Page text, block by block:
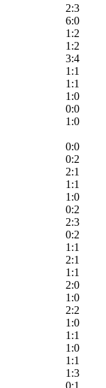
2:3
6:0
1:2
1:2
3:4
1:1
1:1
1:0
0:0
1:0
0:0
0:2
2:1
1:1
1:0
0:2
2:3
0:2
1:1
2:1
1:1
2:0
1:0
2:2
1:0
1:1
1:0
1:1
1:3